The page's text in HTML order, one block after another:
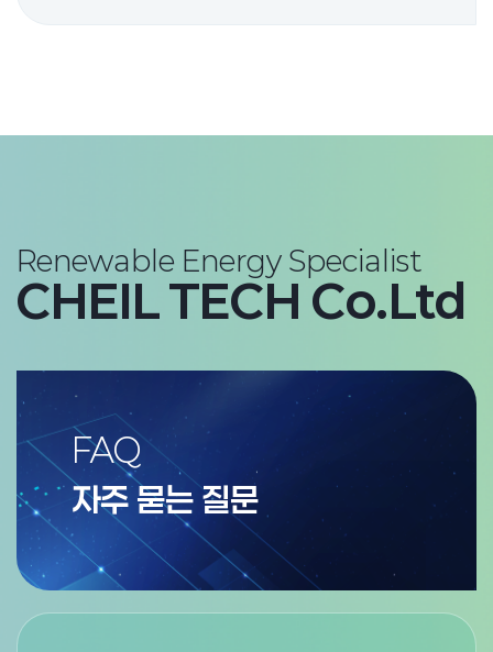
Renewable Energy Specialist
CHEIL TECH Co.Ltd
FAQ
자주 묻는 질문